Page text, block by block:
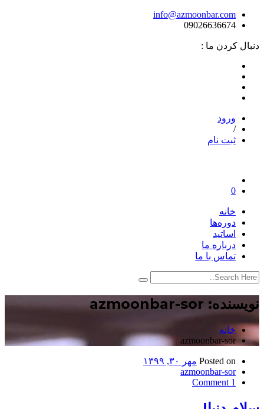
info@azmoonbar.com
09026636674
دنبال کردن ما :
ورود
/
ثبت نام
0
خانه
دوره‌ها
اساتید
درباره ما
تماس با ما
نویسنده: azmoonbar-sor
خانه
azmoonbar-sor
Posted on مهر ۳۰, ۱۳۹۹
azmoonbar-sor
1 Comment